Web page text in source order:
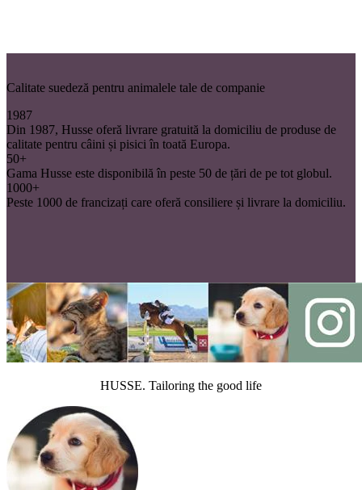
Calitate suedeză pentru animalele tale de companie
1987
Din 1987, Husse oferă livrare gratuită la domiciliu de produse de
calitate pentru câini și pisici în toată Europa.
50+
Gama Husse este disponibilă în peste 50 de țări de pe tot globul.
1000+
Peste 1000 de francizați care oferă consiliere și livrare la domiciliu.
HUSSE. Tailoring the good life